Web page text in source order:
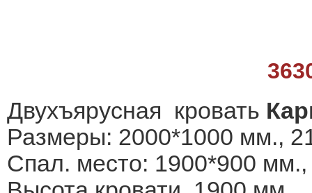
Двухъярусная кровать
Размеры: 2000*1000 мм.,
Спал. место: 1900*900